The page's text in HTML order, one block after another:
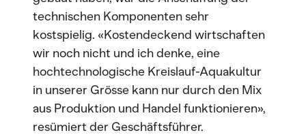
technischen Komponenten sehr
kostspielig. «Kostendeckend wirtschaften
wir noch nicht und ich denke, eine
hochtechnologische Kreislauf-Aquakultur
in unserer Grösse kann nur durch den Mix
aus Produktion und Handel funktionieren»,
resümiert der Geschäftsführer.